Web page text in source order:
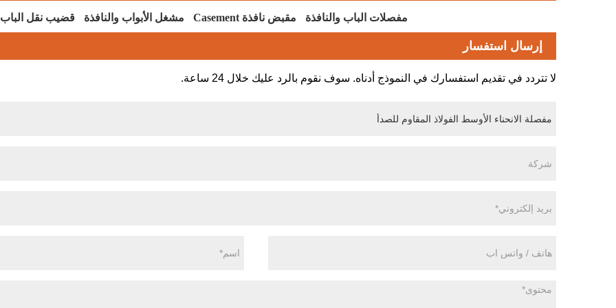
قضيب نقل الباب مشغل الأبواب والنافذة مقبض نافذة Casement مفصلات الباب والنافذة
إرسال استفسار
لا تتردد في تقديم استفسارك في النموذج أدناه. سوف نقوم بالرد عليك خلال 24 ساعة.